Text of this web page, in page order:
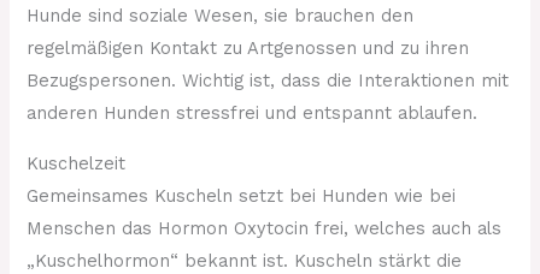
Hunde sind soziale Wesen, sie brauchen den
regelmäßigen Kontakt zu Artgenossen und zu ihren
Bezugspersonen. Wichtig ist, dass die Interaktionen mit
anderen Hunden stressfrei und entspannt ablaufen.
Kuschelzeit
Gemeinsames Kuscheln setzt bei Hunden wie bei
Menschen das Hormon Oxytocin frei, welches auch als
„Kuschelhormon“ bekannt ist. Kuscheln stärkt die